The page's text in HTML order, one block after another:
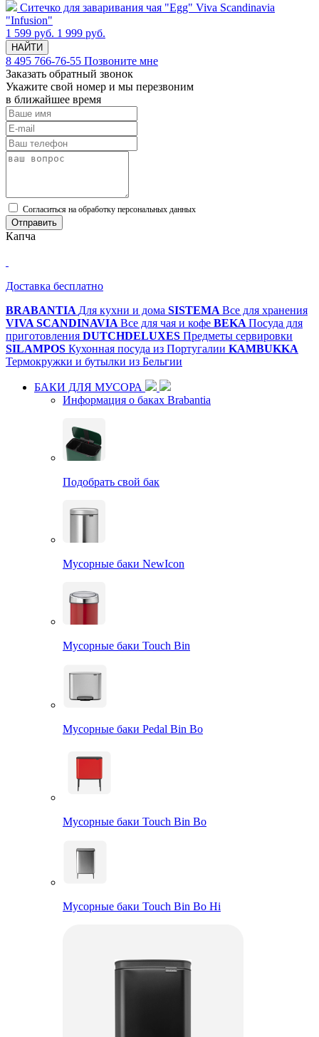
Cитечко для заваривания чая "Egg" Viva Scandinavia
"Infusion"
1 599 руб. 1 999 руб.
НАЙТИ
8 495 766-76-55 Позвоните мне
Заказать обратный звонок
Укажите свой номер и мы перезвоним
в ближайшее время
Cогласиться на обработку персональных данных
Отправить
Капча
Доставка бесплатно
BRABANTIA Для кухни и дома SISTEMA Все для хранения
VIVA SCANDINAVIA Все для чая и кофе BEKA Посуда для
приготовления DUTCHDELUXES Предметы сервировки
SILAMPOS Кухонная посуда из Португалии KAMBUKKA
Термокружки и бутылки из Бельгии
БАКИ ДЛЯ МУСОРА
Информация о баках Brabantia
Подобрать свой бак
Мусорные баки NewIcon
Мусорные баки Touch Bin
Мусорные баки Pedal Bin Bo
Мусорные баки Touch Bin Bo
Мусорные баки Touch Bin Bo Hi